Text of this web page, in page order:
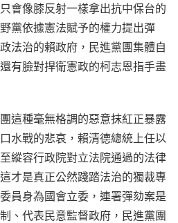
會像膝反射一樣拿出抗中保台的
黨依據憲法賦予的權力提出彈
法治的賴政府，民進黨團集體自
有臉對捍衛憲政的柯志恩指手畫
這種毫無格調的惡意抹紅正暴露
水戰的悲哀，賴清德總統上任以
縱容行政院對立法院通過的法律
才是真正公然踐踏法治的獨裁專
員身為國會立委，連署彈劾案是
、代表民意監督政府，民進黨團